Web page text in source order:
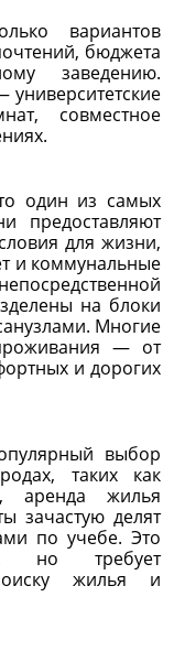
вариантов
бюджета
заведению.
совместное
один из самых
предоставляют
для жизни,
и коммунальные
на блоки
Многие
— от
и дорогих
выбор
таких как
аренда жилья
зачастую делят
по учебе. Это
но требует
жилья и